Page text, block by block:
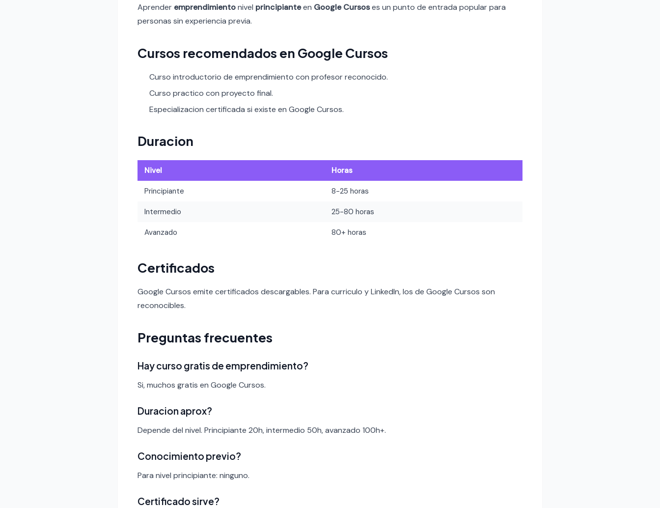
Aprender emprendimientonivel principianteen Google Cursoses un punto de entrada popular para
personas sin experiencia previa.
Cursos recomendados en Google Cursos
Curso introductorio de emprendimiento con profesor reconocido.
Curso practico con proyecto final.
Especializacion certificada si existe en Google Cursos.
Duracion
Nivel Horas
Principiante 8-25 horas
Intermedio 25-80 horas
Avanzado 80+ horas
Certificados
Google Cursos emite certificados descargables. Para curriculo y LinkedIn, los de Google Cursos son
reconocibles.
Preguntas frecuentes
Hay curso gratis de emprendimiento?
Si, muchos gratis en Google Cursos.
Duracion aprox?
Depende del nivel. Principiante 20h, intermedio 50h, avanzado 100h+.
Conocimiento previo?
Para nivel principiante: ninguno.
Certificado sirve?